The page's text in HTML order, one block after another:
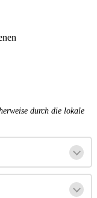
durch die lokale